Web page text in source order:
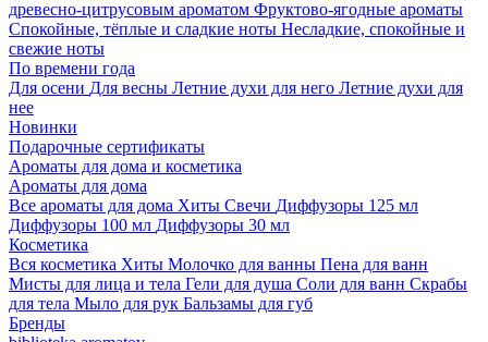
древесно-цитрусовым ароматом Фруктово-ягодные ароматы
Спокойные, тёплые и сладкие ноты Несладкие, спокойные и
свежие ноты
По времени года
Для осени Для весны Летние духи для него Летние духи для
нее
Новинки
Подарочные сертификаты
Ароматы для дома и косметика
Ароматы для дома
Все ароматы для дома Хиты Свечи Диффузоры 125 мл
Диффузоры 100 мл Диффузоры 30 мл
Косметика
Вся косметика Хиты Молочко для ванны Пена для ванн
Мисты для лица и тела Гели для душа Соли для ванн Скрабы
для тела Мыло для рук Бальзамы для губ
Бренды